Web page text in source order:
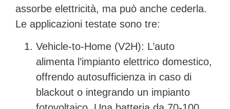
assorbe elettricità, ma può anche cederla.
Le applicazioni testate sono tre:
Vehicle-to-Home (V2H): L’auto
alimenta l’impianto elettrico domestico,
offrendo autosufficienza in caso di
blackout o integrando un impianto